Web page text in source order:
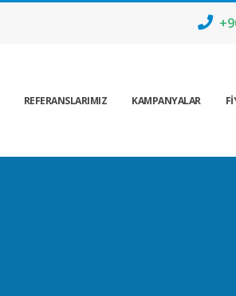
REFERANSLARIMIZ KAMPANYALAR